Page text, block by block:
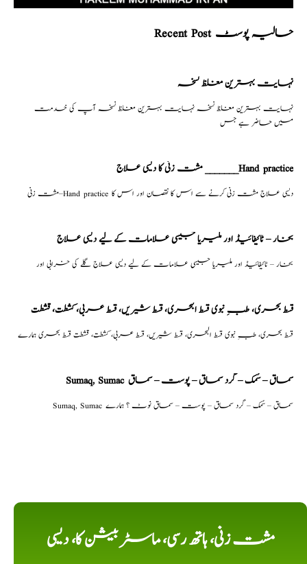
Recent Post حالیہ پوسٹ
نہایت بہترین مغلظ نسخہ
نہایت بہترین مغلظ نسخہ نہایت بہترین مغلظ نسخہ آپ کی خدمت
میں حاضر ہے جس
مشت زنی کا دیسی علاج _______Hand practice
مشت زنی–Hand practice دیسی علاج مشت زنی کرنے سے اس کا نقصان اور اس کا
بخار – ٹائیفائیڈ اور ملیریا جیسی علامات کے لیے دیسی علاج
بخار – ٹائیفائیڈ اور ملیریا جیسی علامات کے لیے دیسی علاج گلے کی خرابی اور
قسط بحری، طبِ نبوی قسط البحری، قسط شیریں، قسط عربی، كشطت، قشطت
قسط بحری، طبِ نبوی قسط البحری، قسط شیریں، قسط عربی، كشطت، قشطت قسط بحری ہمارے
Sumaq, Sumac سماق – سُمک – گرد سماق – پوست – سماق
Sumaq, Sumac سماق – سُمک – گرد سماق – پوست – سماق نوٹ ؟ ہمارے
مشت زنی، ہاتھ رسی، ماسٹر بیشن کا، دیسی